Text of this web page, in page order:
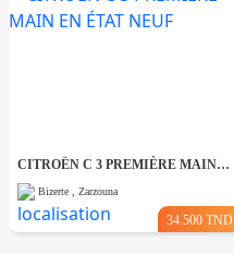
CITROËN C 3 PREMIÈRE MAIN EN ÉTAT NEUF
Bizerte , Zarzouna
34.500 TND